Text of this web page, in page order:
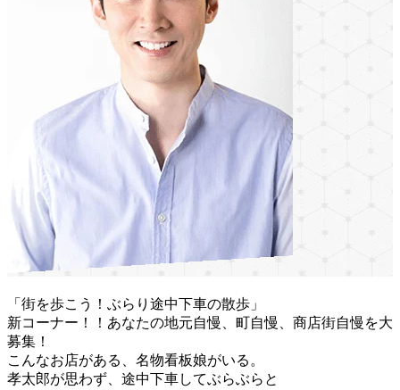
「街を歩こう！ぶらり途中下車の散歩」
新コーナー！！あなたの地元自慢、町自慢、商店街自慢を大
募集！
こんなお店がある、名物看板娘がいる。
孝太郎が思わず、途中下車してぶらぶらと